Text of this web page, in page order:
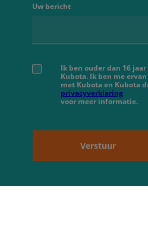
Uw bericht
Ik ben ouder dan 16
Kubota. Ik ben me
met Kubota en Kubota
privacyverklaring
voor meer informatie.
Verstuur